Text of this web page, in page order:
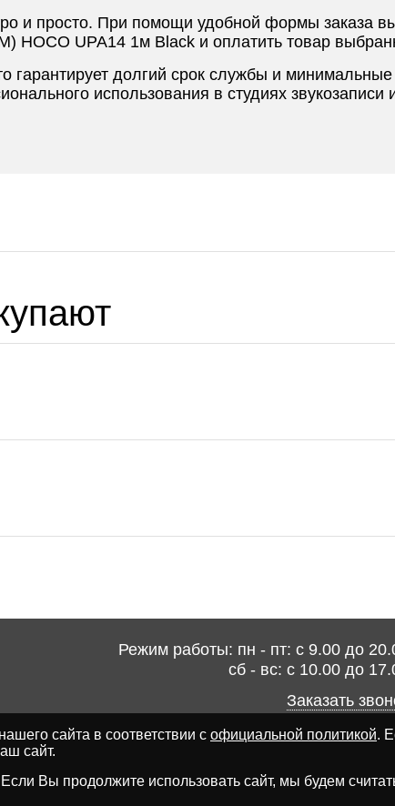
и просто. При помощи удобной формы заказа
HOCO UPA14 1м Black и оплатить товар
гарантирует долгий срок службы и
использования в студиях звукозаписи
Режим работы: пн - пт: с 9.00 до
сб - вс: с 10.00 до
Заказать
сайта в соответствии с официальной политикой.
сайт.
Вы продолжите использовать сайт, мы будем